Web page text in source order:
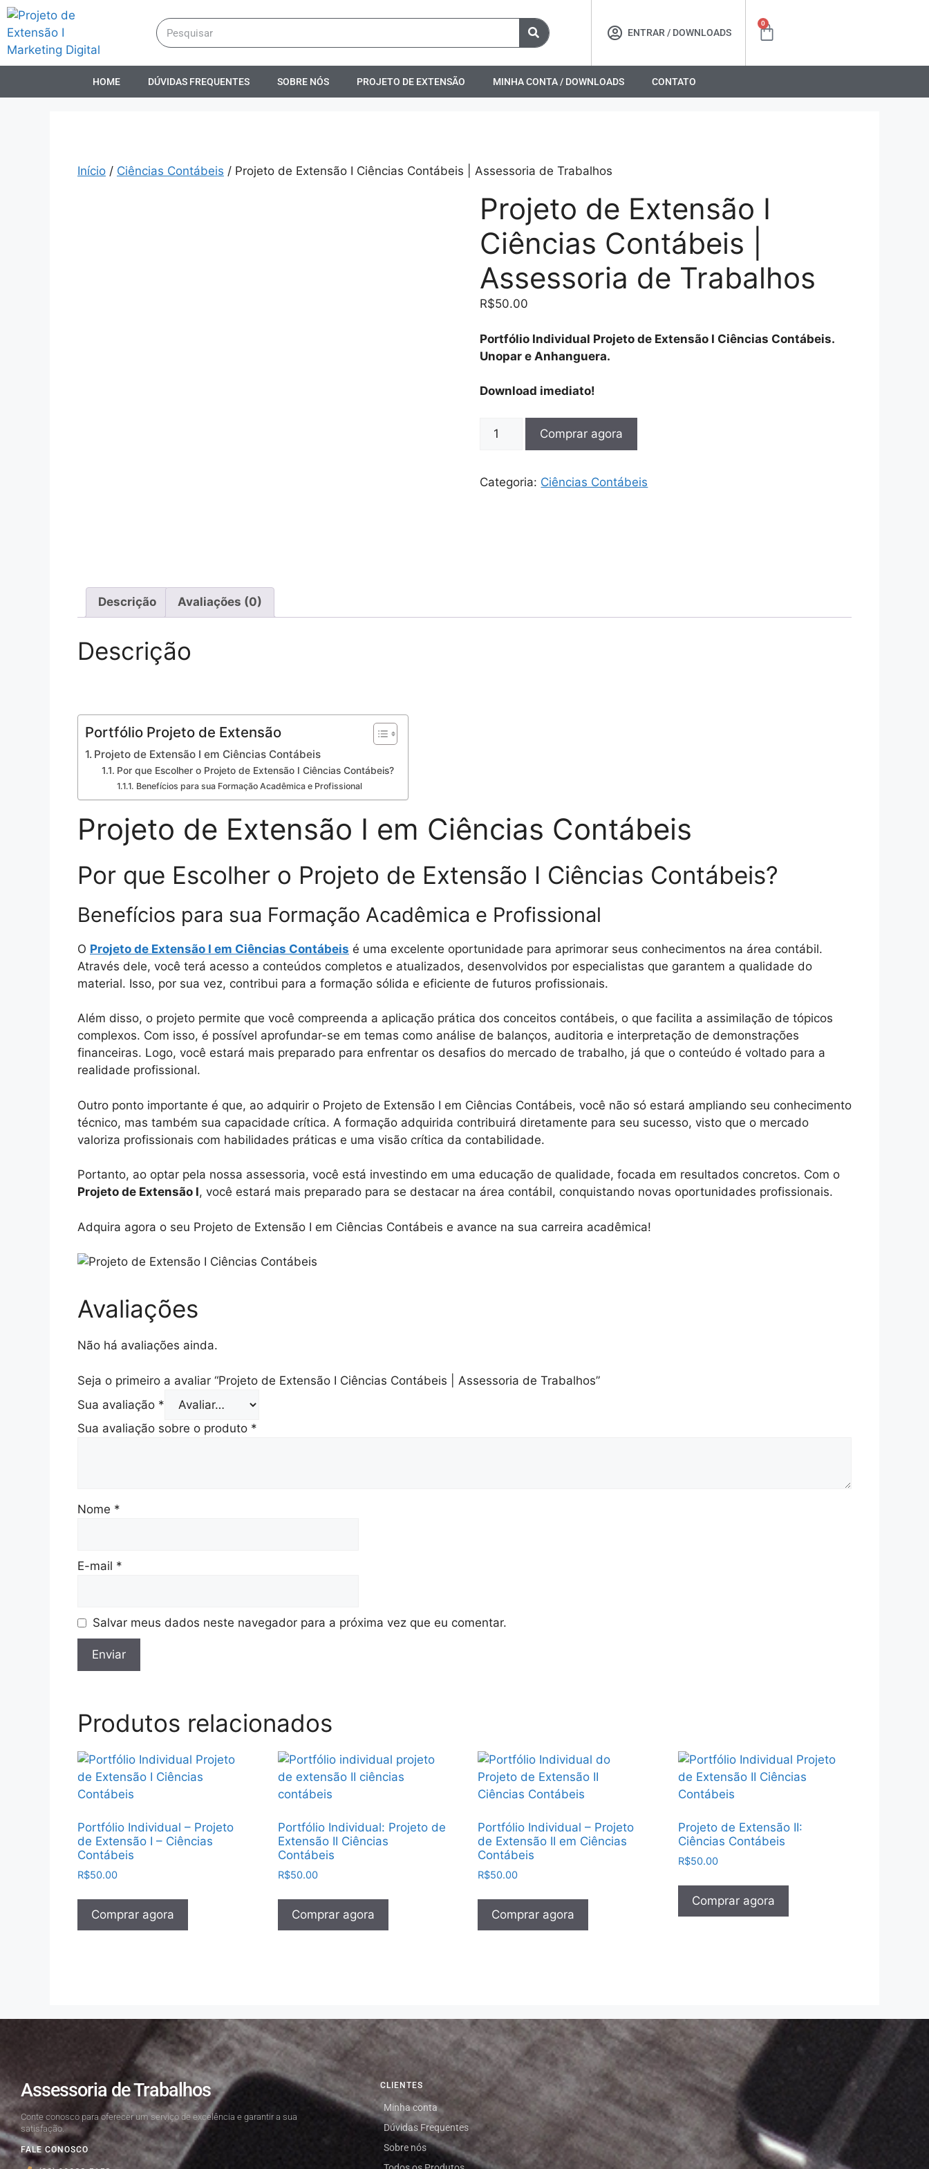
ENTRAR / DOWNLOADS
0
HOME DÚVIDAS FREQUENTES SOBRE NÓS PROJETO DE EXTENSÃO MINHA CONTA / DOWNLOADS CONTATO
Início / Ciências Contábeis / Projeto de Extensão I Ciências Contábeis | Assessoria de Trabalhos
Projeto de Extensão I
Ciências Contábeis |
Assessoria de Trabalhos
R$50.00
Portfólio Individual Projeto de Extensão I Ciências Contábeis.
Unopar e Anhanguera.
Download imediato!
Comprar agora
Categoria: Ciências Contábeis
Descrição Avaliações (0)
Descrição
Portfólio Projeto de Extensão
Projeto de Extensão I em Ciências Contábeis
Por que Escolher o Projeto de Extensão I Ciências Contábeis?
Benefícios para sua Formação Acadêmica e Profissional
Projeto de Extensão I em Ciências Contábeis
Por que Escolher o Projeto de Extensão I Ciências Contábeis?
Benefícios para sua Formação Acadêmica e Profissional
O Projeto de Extensão I em Ciências Contábeis é uma excelente oportunidade para aprimorar seus conhecimentos na área contábil.
Através dele, você terá acesso a conteúdos completos e atualizados, desenvolvidos por especialistas que garantem a qualidade do
material. Isso, por sua vez, contribui para a formação sólida e eficiente de futuros profissionais.
Além disso, o projeto permite que você compreenda a aplicação prática dos conceitos contábeis, o que facilita a assimilação de tópicos
complexos. Com isso, é possível aprofundar-se em temas como análise de balanços, auditoria e interpretação de demonstrações
financeiras. Logo, você estará mais preparado para enfrentar os desafios do mercado de trabalho, já que o conteúdo é voltado para a
realidade profissional.
Outro ponto importante é que, ao adquirir o Projeto de Extensão I em Ciências Contábeis, você não só estará ampliando seu conhecimento
técnico, mas também sua capacidade crítica. A formação adquirida contribuirá diretamente para seu sucesso, visto que o mercado
valoriza profissionais com habilidades práticas e uma visão crítica da contabilidade.
Portanto, ao optar pela nossa assessoria, você está investindo em uma educação de qualidade, focada em resultados concretos. Com o
Projeto de Extensão I, você estará mais preparado para se destacar na área contábil, conquistando novas oportunidades profissionais.
Adquira agora o seu Projeto de Extensão I em Ciências Contábeis e avance na sua carreira acadêmica!
Avaliações
Não há avaliações ainda.
Seja o primeiro a avaliar “Projeto de Extensão I Ciências Contábeis | Assessoria de Trabalhos”
Sua avaliação *
Sua avaliação sobre o produto *
Nome *
E-mail *
Salvar meus dados neste navegador para a próxima vez que eu comentar.
Produtos relacionados
Portfólio Individual – Projeto
de Extensão I – Ciências
Contábeis
R$50.00
Comprar agora
Portfólio Individual: Projeto de
Extensão II Ciências
Contábeis
R$50.00
Comprar agora
Portfólio Individual – Projeto
de Extensão II em Ciências
Contábeis
R$50.00
Comprar agora
Projeto de Extensão II:
Ciências Contábeis
R$50.00
Comprar agora
Assessoria de Trabalhos
Conte conosco para oferecer um serviço de excelência e garantir a sua
satisfação.
FALE CONOSCO
CLIENTES
Minha conta
Dúvidas Frequentes
Sobre nós